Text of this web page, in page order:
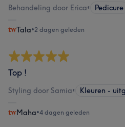
Behandeling door Erica• Pedicure
Tala•2 dagen geleden
Top !
Styling door Samia• Kleuren -
Maha•4 dagen geleden